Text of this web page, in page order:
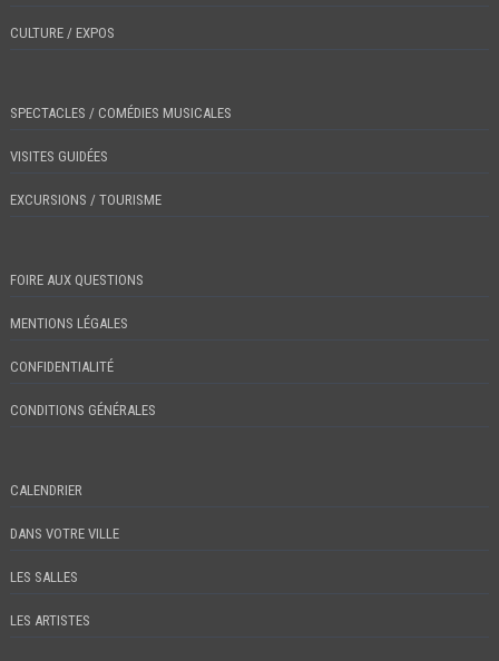
CULTURE / EXPOS
SPECTACLES / COMÉDIES MUSICALES
VISITES GUIDÉES
EXCURSIONS / TOURISME
FOIRE AUX QUESTIONS
MENTIONS LÉGALES
CONFIDENTIALITÉ
CONDITIONS GÉNÉRALES
CALENDRIER
DANS VOTRE VILLE
LES SALLES
LES ARTISTES